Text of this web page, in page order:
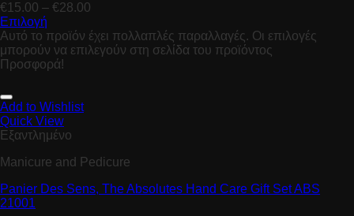
€15.00 – €28.00
Επιλογή
Αυτό το προϊόν έχει πολλαπλές παραλλαγές. Οι επιλογές
μπορούν να επιλεγούν στη σελίδα του προϊόντος
Προσφορά!
Add to Wishlist
Quick View
Εξαντλημένο
Manicure and Pedicure
Panier Des Sens, The Absolutes Hand Care Gift Set ABS
21001